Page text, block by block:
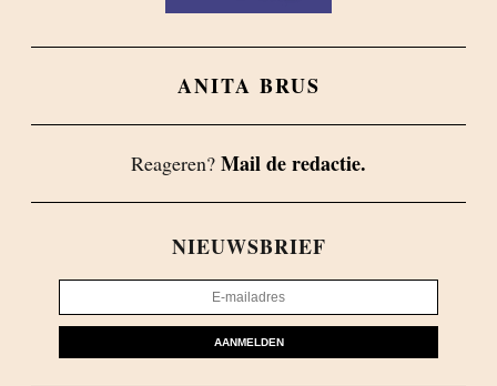
ANITA BRUS
Reageren? Mail de redactie.
NIEUWSBRIEF
AANMELDEN